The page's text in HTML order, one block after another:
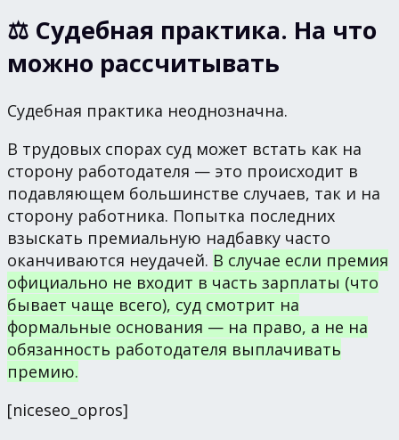
⚖ Судебная практика. На что
можно рассчитывать
Судебная практика неоднозначна.
В трудовых спорах суд может встать как на
сторону работодателя — это происходит в
подавляющем большинстве случаев, так и на
сторону работника. Попытка последних
взыскать премиальную надбавку часто
оканчиваются неудачей. В случае если премия
официально не входит в часть зарплаты (что
бывает чаще всего), суд смотрит на
формальные основания — на право, а не на
обязанность работодателя выплачивать
премию.
[niceseo_opros]